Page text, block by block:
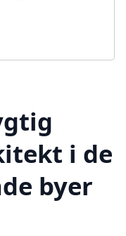
i de
byer